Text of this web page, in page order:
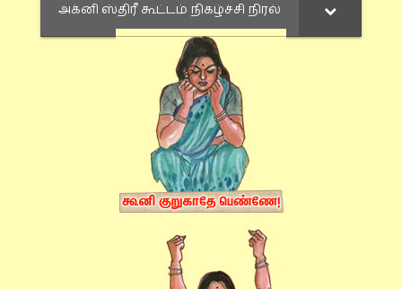
அக்னி ஸ்திரீ கூட்டம் நிகழ்ச்சி நிரல்